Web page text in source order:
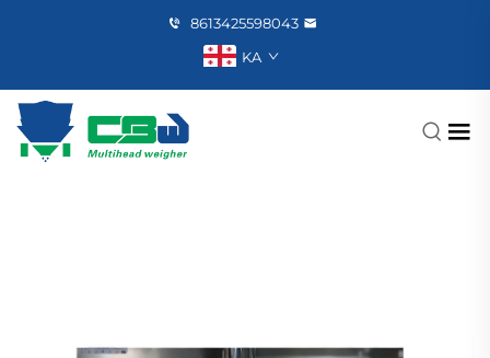
8613425598043
KA